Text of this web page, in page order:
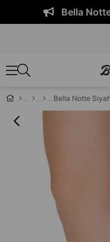
Bella Notte <
Bella Notte